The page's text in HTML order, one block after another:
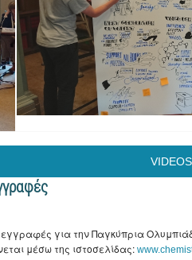
VIDEOS
εγγραφές για την Παγκύπρια
μέσω της ιστοσελίδας: